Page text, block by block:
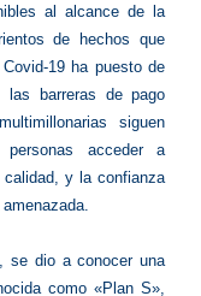
al alcance de la
de hechos que
19 ha puesto de
las barreras de pago
siguen
acceder a
y la confianza
se dio a conocer una
como «Plan S»,